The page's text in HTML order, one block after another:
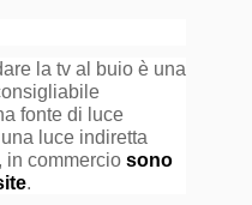
la tv al buio è una
fonte di luce
luce indiretta
in commercio sono
.